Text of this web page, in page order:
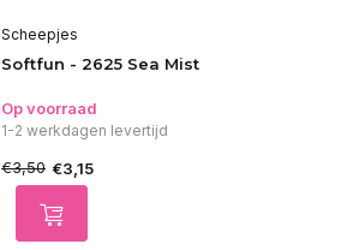
Scheepjes
Softfun - 2625 Sea Mist
Op voorraad
1-2 werkdagen levertijd
€3,50 €3,15